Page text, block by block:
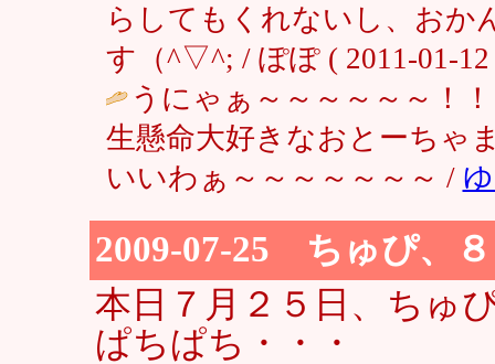
らしてもくれないし、おか
す（^▽^; / ぽぽ ( 2011-01-12
うにゃぁ～～～～～～！
生懸命大好きなおとーちゃ
いいわぁ～～～～～～～ /
2009-07-25 ちゅぴ、
本日７月２５日、ちゅ
ぱちぱち・・・